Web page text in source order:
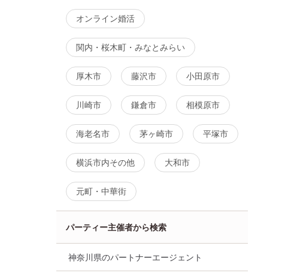
オンライン婚活
関内・桜木町・みなとみらい
厚木市 藤沢市 小田原市
川崎市 鎌倉市 相模原市
海老名市 茅ヶ崎市 平塚市
横浜市内その他 大和市
元町・中華街
パーティー主催者から検索
神奈川県のパートナーエージェント